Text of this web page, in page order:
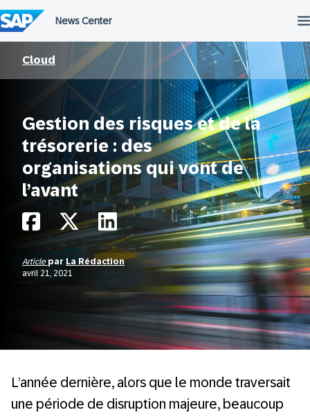
au
contenu
Cloud
Gestion des risques et de la
trésorerie : des
organisations qui vont de
l’avant
Article par La Rédaction
avril 21, 2021
L’année dernière, alors que le monde traversait
une période de disruption majeure, beaucoup